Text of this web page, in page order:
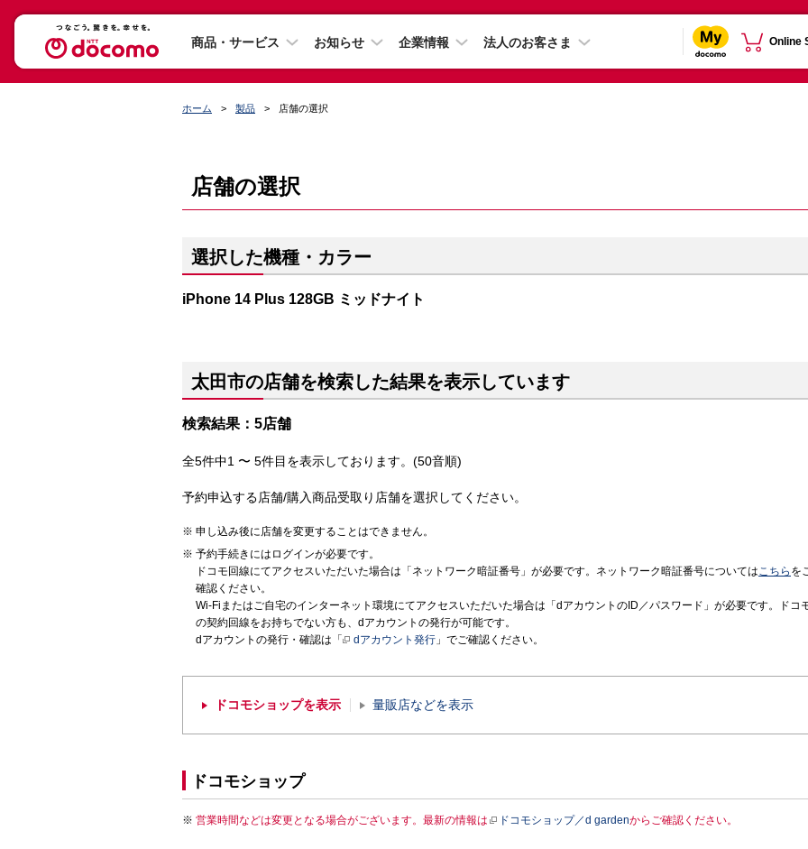
商品・サービス お知らせ 企業情報 法人のお客さま Online
ホーム 製品 店舗の選択
店舗の選択
選択した機種・カラー
iPhone 14 Plus 128GB ミッドナイト
太田市の店舗を検索した結果を表示しています
検索結果：5店舗
全5件中1 〜 5件目を表示しております。(50音順)
予約申込する店舗/購入商品受取り店舗を選択してください。
申し込み後に店舗を変更することはできません。
予約手続きにはログインが必要です。
ドコモ回線にてアクセスいただいた場合は「ネットワーク暗証番号」が必要です。ネットワーク暗証番号についてはこちら を
確認ください。
Wi-Fiまたはご自宅のインターネット環境にてアクセスいただいた場合は「dアカウントのID／パスワード」が必要です。ドコ
の契約回線をお持ちでない方も、dアカウントの発行が可能です。
dアカウントの発行・確認は「
dアカウント発行 」でご確認ください。
ドコモショップを表示 量販店などを表示
ドコモショップ
営業時間などは変更となる場合がございます。最新の情報は ドコモショップ／d gardenからご確認ください。